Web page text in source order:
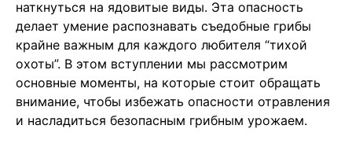
наткнуться на ядовитые виды. Эта опасность
делает умение распознавать съедобные грибы
крайне важным для каждого любителя “тихой
охоты”. В этом вступлении мы рассмотрим
основные моменты, на которые стоит обращать
внимание, чтобы избежать опасности отравления
и насладиться безопасным грибным урожаем.